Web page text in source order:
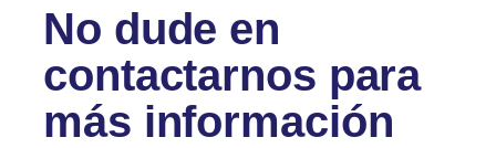
No dude en
contactarnos para
más información